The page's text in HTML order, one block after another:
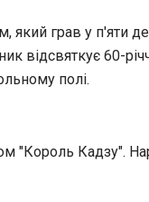
грав у п'яти
відсвяткує 60-
полі.
"Король Кадзу".